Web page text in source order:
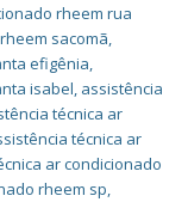
rheem rua
sacomã,
efigênia,
isabel, assistência
técnica ar
técnica ar
ar condicionado
rheem sp,